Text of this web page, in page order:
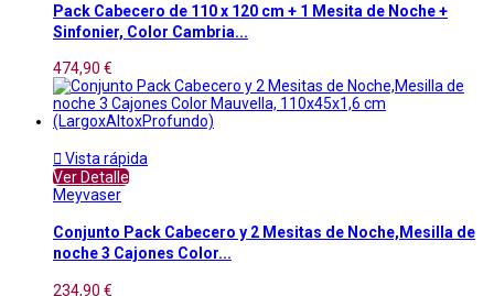
Pack Cabecero de 110 x 120 cm + 1 Mesita de Noche +
Sinfonier, Color Cambria...
474,90 €
 Vista rápida
Ver Detalle
Meyvaser
Conjunto Pack Cabecero y 2 Mesitas de Noche,Mesilla de
noche 3 Cajones Color...
234,90 €